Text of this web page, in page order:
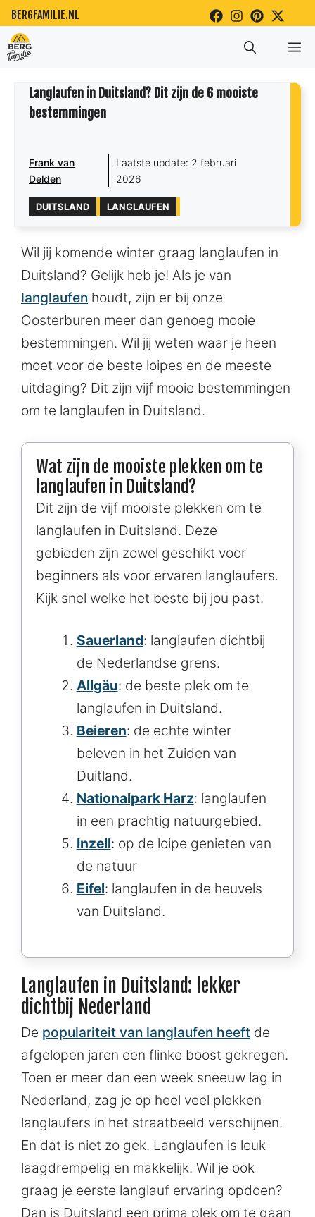
Ga
naar
de
BERGFAMILIE.NL
Langlaufen in Duitsland? Dit zijn de 6 mooiste
bestemmingen
Frank van
Delden
Laatste update: 2 februari
2026
DUITSLAND LANGLAUFEN
Wil jij komende winter graag langlaufen in
Duitsland? Gelijk heb je! Als je van
langlaufen houdt, zijn er bij onze
Oosterburen meer dan genoeg mooie
bestemmingen. Wil jij weten waar je heen
moet voor de beste loipes en de meeste
uitdaging? Dit zijn vijf mooie bestemmingen
om te langlaufen in Duitsland.
Wat zijn de mooiste plekken om te
langlaufen in Duitsland?
Dit zijn de vijf mooiste plekken om te
langlaufen in Duitsland. Deze
gebieden zijn zowel geschikt voor
beginners als voor ervaren langlaufers.
Kijk snel welke het beste bij jou past.
Sauerland: langlaufen dichtbij
de Nederlandse grens.
Allgäu: de beste plek om te
langlaufen in Duitsland.
Beieren: de echte winter
beleven in het Zuiden van
Duitland.
Nationalpark Harz: langlaufen
in een prachtig natuurgebied.
Inzell: op de loipe genieten van
de natuur
Eifel: langlaufen in de heuvels
van Duitsland.
Langlaufen in Duitsland: lekker
dichtbij Nederland
De populariteit van langlaufen heeft de
afgelopen jaren een flinke boost gekregen.
Toen er meer dan een week sneeuw lag in
Nederland, zag je op heel veel plekken
langlaufers in het straatbeeld verschijnen.
En dat is niet zo gek. Langlaufen is leuk
laagdrempelig en makkelijk. Wil je ook
graag je eerste langlauf ervaring opdoen?
Dan is Duitsland een prima plek om te gaan